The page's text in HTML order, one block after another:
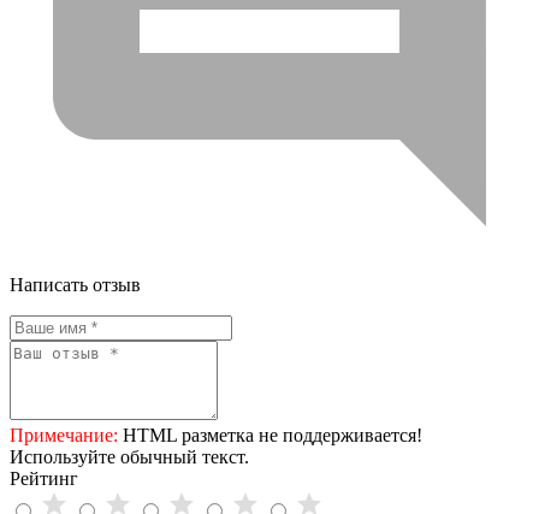
Написать отзыв
Примечание: HTML разметка не поддерживается!
Используйте обычный текст.
Рейтинг